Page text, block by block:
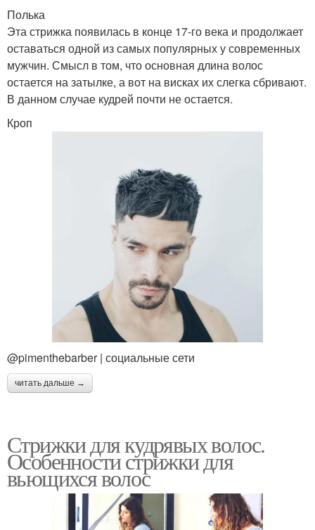
Полька
Эта стрижка появилась в конце 17-го века и продолжает
оставаться одной из самых популярных у современных
мужчин. Смысл в том, что основная длина волос
остается на затылке, а вот на висках их слегка сбривают.
В данном случае кудрей почти не остается.
Кроп
@pimenthebarber | социальные сети
читать дальше →
Стрижки для кудрявых волос.
Особенности стрижки для
вьющихся волос